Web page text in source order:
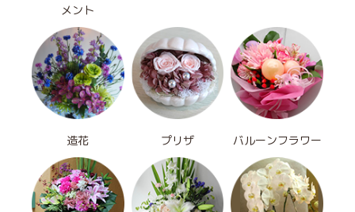
メント
造花 プリザ バルーンフラワー